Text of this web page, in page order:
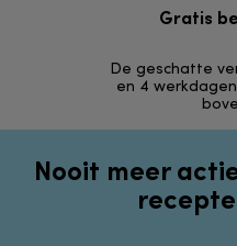
Gratis
De geschatte
en 4
Nooit meer